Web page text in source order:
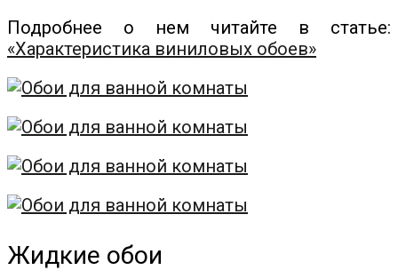
Подробнее о нем читайте в статье:
«Характеристика виниловых обоев»
Жидкие обои